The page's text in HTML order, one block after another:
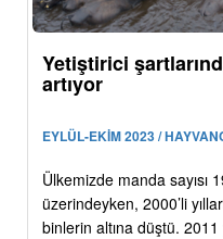
Yetiştirici
artıyor
EYLÜL-EKİM 2023 /
Ülkemizde manda sayısı
üzerindeyken, 2000’li
binlerin altına düştü. 2011